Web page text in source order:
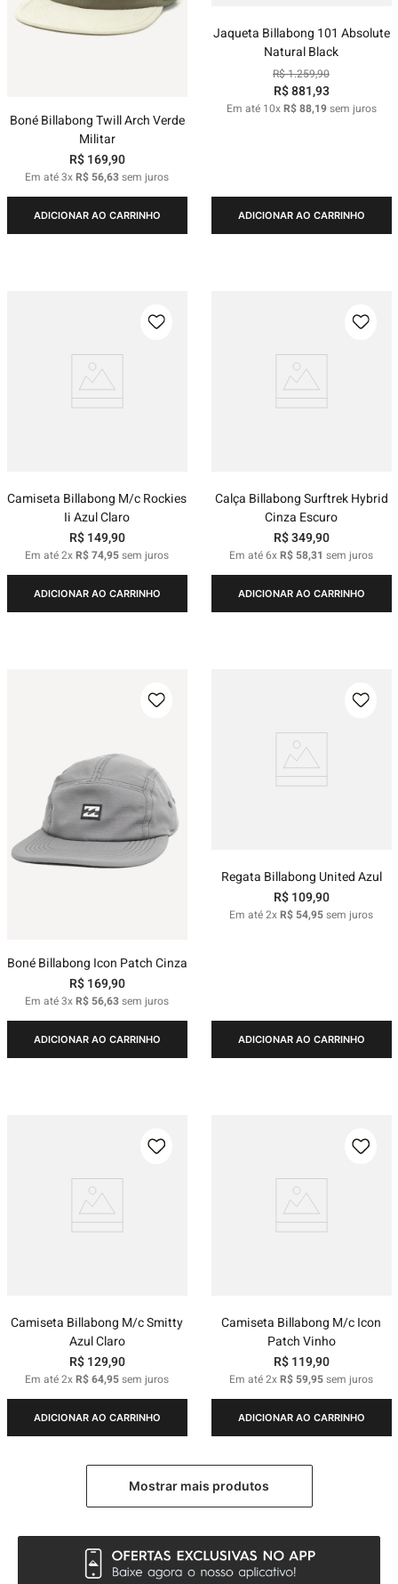
Boné Billabong Twill Arch Verde
Militar
R$ 169,90
Em até3xR$ 56,63sem juros
ADICIONAR AO CARRINHO
Jaqueta Billabong 101 Absolute
Natural Black
R$1.259,90
R$881,93
Em até 10xR$88,19sem juros
ADICIONAR AO CARRINHO
Camiseta Billabong M/c Rockies
Ii Azul Claro
R$ 149,90
Em até2xR$74,95sem juros
ADICIONAR AO CARRINHO
Calça Billabong Surftrek Hybrid
Cinza Escuro
R$349,90
Em até6xR$ 58,31 sem juros
ADICIONAR AO CARRINHO
Boné Billabong Icon Patch Cinza
R$ 169,90
Em até3xR$ 56,63sem juros
ADICIONAR AO CARRINHO
Regata Billabong United Azul
R$ 109,90
Em até2xR$ 54,95sem juros
ADICIONAR AO CARRINHO
Camiseta Billabong M/c Smitty
Azul Claro
R$ 129,90
Em até2xR$64,95sem juros
ADICIONAR AO CARRINHO
Camiseta Billabong M/c Icon
Patch Vinho
R$ 119,90
Em até2xR$ 59,95sem juros
ADICIONAR AO CARRINHO